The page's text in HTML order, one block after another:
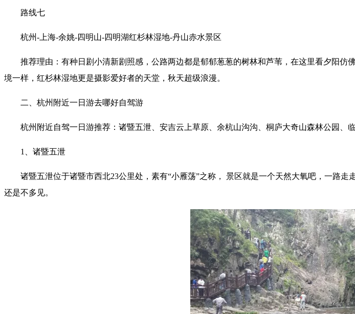
路线七
杭州-上海-余姚-四明山-四明湖红杉林湿地-丹山赤水景区
推荐理由：有种日剧小清新剧照感，公路两边都是郁郁葱葱的树林和芦苇，在这里看夕阳
境一样，红杉林湿地更是摄影爱好者的天堂，秋天超级浪漫。
二、杭州附近一日游去哪好自驾游
杭州附近自驾一日游推荐：诸暨五泄、安吉云上草原、余杭山沟沟、桐庐大奇山森林公园、临
1、诸暨五泄
诸暨五泄位于诸暨市西北23公里处，素有“小雁荡”之称， 景区就是一个天然大氧吧，一路
还是不多见。